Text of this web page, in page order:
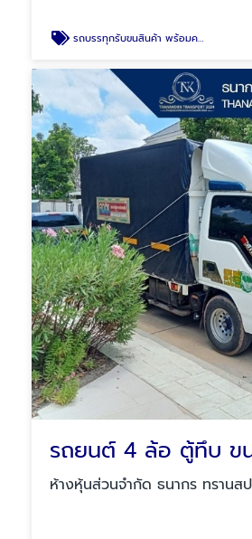
รถบรรทุกรับขนสินค้า พร้อมคนยกของ
รถยนต์ 4 ล้อ ตู้ทึบ ข
ห้างหุ้นส่วนจำกัด ธนากร ทรานส